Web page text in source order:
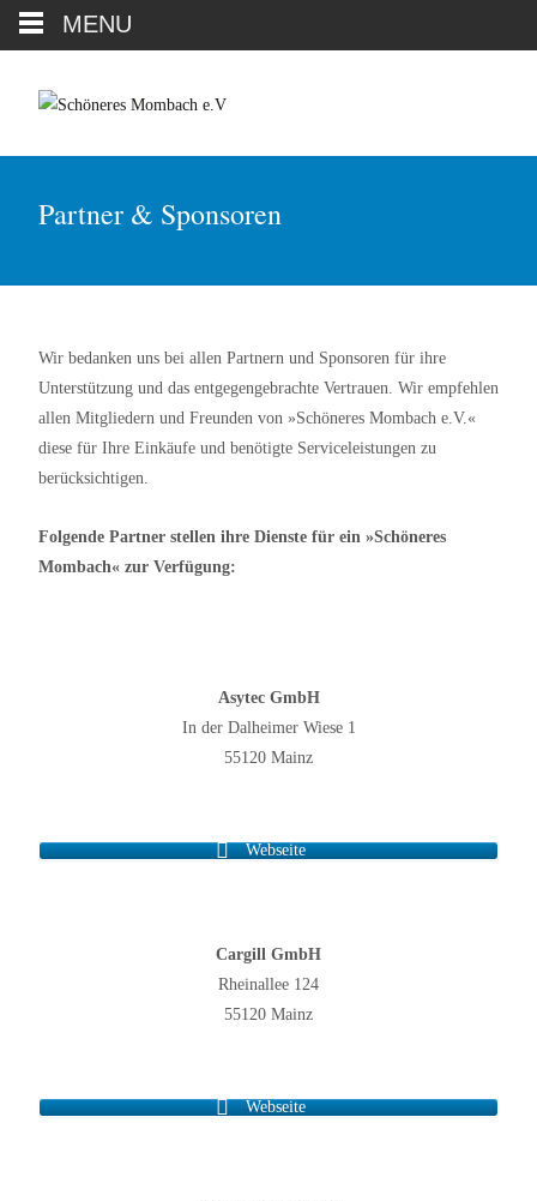
Partner & Sponsoren
Wir bedanken uns bei allen Partnern und Sponsoren für ihre
Unterstützung und das entgegengebrachte Vertrauen. Wir empfehlen
allen Mitgliedern und Freunden von »Schöneres Mombach e.V.«
diese für Ihre Einkäufe und benötigte Serviceleistungen zu
berücksichtigen.
Folgende Partner stellen ihre Dienste für ein »Schöneres
Mombach« zur Verfügung:
Asytec GmbH
In der Dalheimer Wiese 1
55120 Mainz
Webseite
Cargill GmbH
Rheinallee 124
55120 Mainz
Webseite
MENU